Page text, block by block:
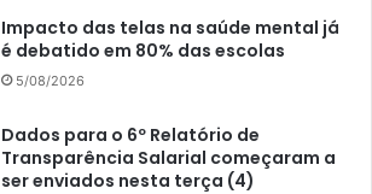
Impacto das telas na saúde mental já
é debatido em 80% das escolas
5/08/2026
Dados para o 6º Relatório de
Transparência Salarial começaram a
ser enviados nesta terça (4)